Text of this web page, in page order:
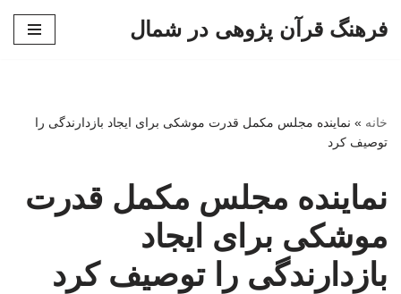
فرهنگ قرآن پژوهی در شمال
خانه » نماینده مجلس مکمل قدرت موشکی برای ایجاد بازدارندگی را
توصیف کرد
نماینده مجلس مکمل قدرت
موشکی برای ایجاد
بازدارندگی را توصیف کرد